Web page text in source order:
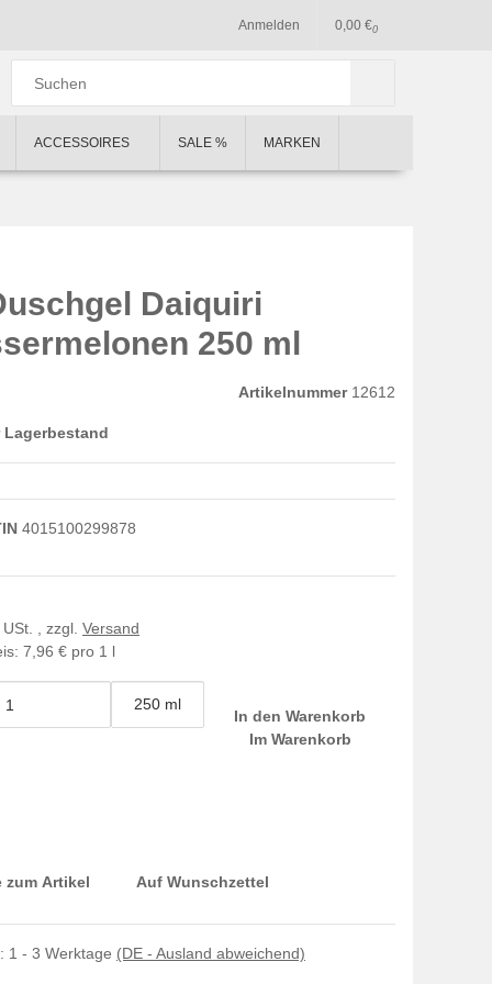
Anmelden 0
0,00 €
ACCESSOIRES SALE % MARKEN
Daiquiri
250 ml
Artikelnummer 12612
4015100299878
, zzgl. Versand
7,96 € pro 1 l
zum Artikel Auf Wunschzettel
250 ml
In den Warenkorb
Im Warenkorb
Lagerbestand
1 - 3 Werktage (DE - Ausland abweichend)